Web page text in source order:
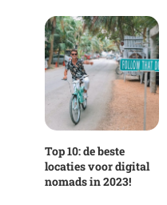
Top 10: de beste
locaties voor digital
nomads in 2023!